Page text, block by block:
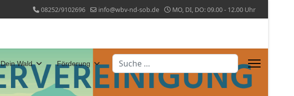
08252/9102696 info@wbv-nd-sob.de MO, DI, DO: 09.00 - 12.00 Uhr
Dein Wald Förderung Suchen